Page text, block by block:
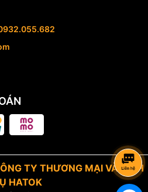
TY THƯƠNG MẠI VÀ DỊCH
HATOK